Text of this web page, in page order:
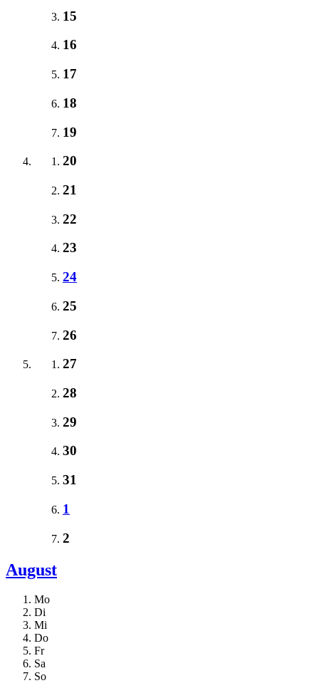
15
16
17
18
19
20
21
22
23
24
25
26
27
28
29
30
31
1
2
August
Mo
Di
Mi
Do
Fr
Sa
So